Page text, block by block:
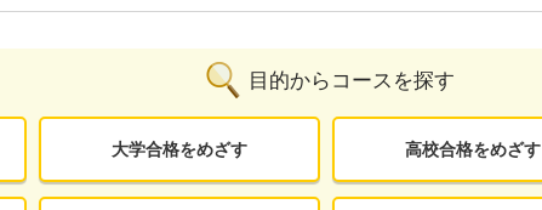
目的からコースを探す
大学合格をめざす 高校合格をめざす